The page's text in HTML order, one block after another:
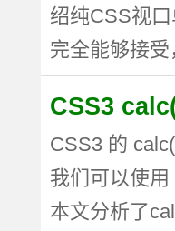
绍纯CSS视
完全能够接
CSS3
CSS3 的
我们可以使
本文分析了